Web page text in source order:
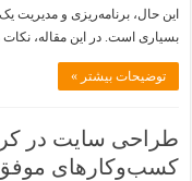
این حال، برنامه‌ریزی و مدیریت
بسیاری است. در این مقاله،
توضیحات بیشتر »
طراحی سایت در
کسب‌وکارهای